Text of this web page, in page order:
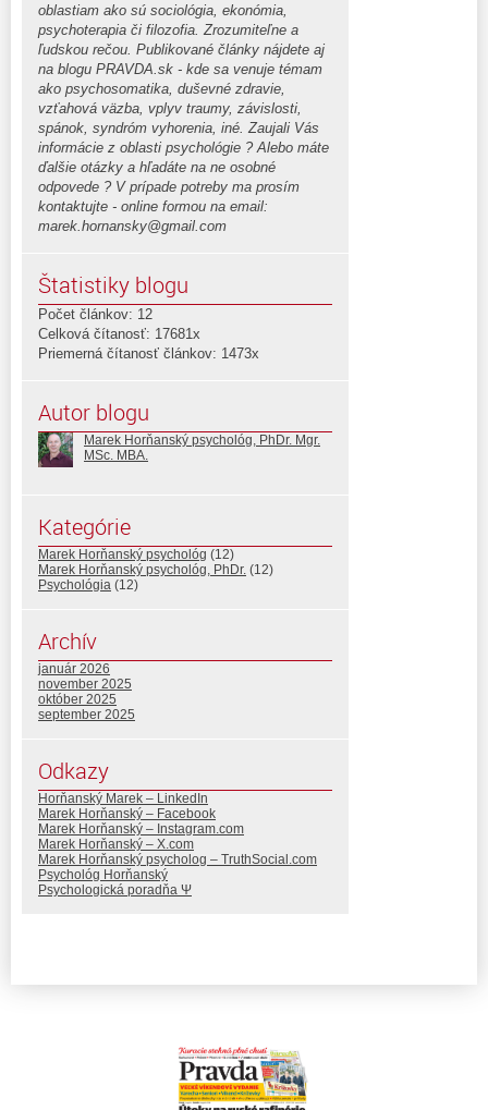
oblastiam ako sú sociológia, ekonómia,
psychoterapia či filozofia. Zrozumiteľne a
ľudskou rečou. Publikované články nájdete aj
na blogu PRAVDA.sk - kde sa venuje témam
ako psychosomatika, duševné zdravie,
vzťahová väzba, vplyv traumy, závislosti,
spánok, syndróm vyhorenia, iné. Zaujali Vás
informácie z oblasti psychológie ? Alebo máte
ďalšie otázky a hľadáte na ne osobné
odpovede ? V prípade potreby ma prosím
kontaktujte - online formou na email:
marek.hornansky@gmail.com
Štatistiky blogu
Počet článkov: 12
Celková čítanosť: 17681x
Priemerná čítanosť článkov: 1473x
Autor blogu
Marek Horňanský psychológ, PhDr. Mgr.
MSc. MBA.
Kategórie
Marek Horňanský psychológ (12)
Marek Horňanský psychológ, PhDr. (12)
Psychológia (12)
Archív
január 2026
november 2025
október 2025
september 2025
Odkazy
Horňanský Marek – LinkedIn
Marek Horňanský – Facebook
Marek Horňanský – Instagram.com
Marek Horňanský – X.com
Marek Horňanský psycholog – TruthSocial.com
Psychológ Horňanský
Psychologická poradňa Ψ